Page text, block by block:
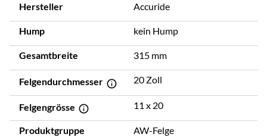
Hersteller Accuride
Hump kein Hump
Gesamtbreite 315 mm
Felgendurchmesser 20 Zoll
Felgengrösse 11 x 20
Produktgruppe AW-Felge